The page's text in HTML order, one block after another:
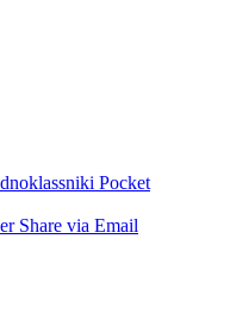
Pocket
Share via Email